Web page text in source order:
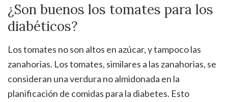
¿Son buenos los tomates para los
diabéticos?
Los tomates no son altos en azúcar, y tampoco las
zanahorias. Los tomates, similares a las zanahorias, se
consideran una verdura no almidonada en la
planificación de comidas para la diabetes. Esto